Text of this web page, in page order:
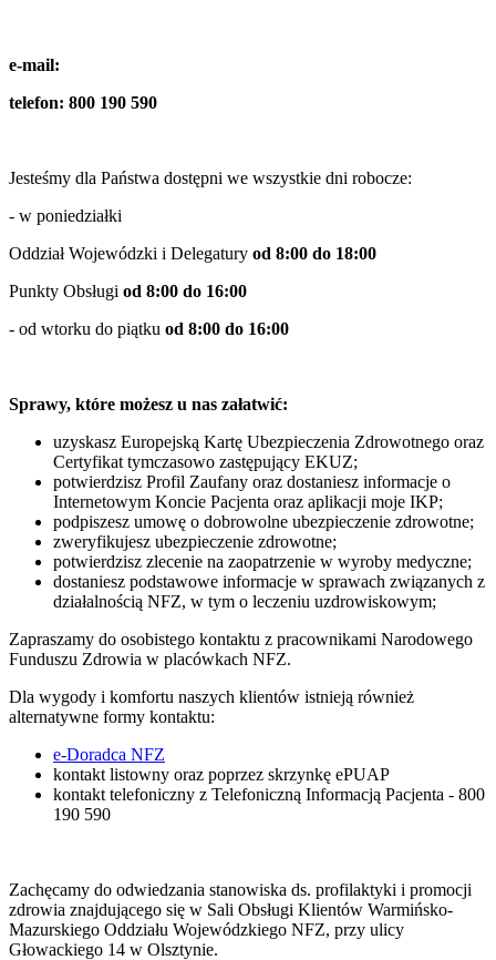
e-mail:
telefon: 800 190 590
Jesteśmy dla Państwa dostępni we wszystkie dni robocze:
- w poniedziałki
Oddział Wojewódzki i Delegatury od 8:00 do 18:00
Punkty Obsługi od 8:00 do 16:00
- od wtorku do piątku od 8:00 do 16:00
Sprawy, które możesz u nas załatwić:
uzyskasz Europejską Kartę Ubezpieczenia Zdrowotnego oraz
Certyfikat tymczasowo zastępujący EKUZ;
potwierdzisz Profil Zaufany oraz dostaniesz informacje o
Internetowym Koncie Pacjenta oraz aplikacji moje IKP;
podpiszesz umowę o dobrowolne ubezpieczenie zdrowotne;
zweryfikujesz ubezpieczenie zdrowotne;
potwierdzisz zlecenie na zaopatrzenie w wyroby medyczne;
dostaniesz podstawowe informacje w sprawach związanych z
działalnością NFZ, w tym o leczeniu uzdrowiskowym;
Zapraszamy do osobistego kontaktu z pracownikami Narodowego
Funduszu Zdrowia w placówkach NFZ.
Dla wygody i komfortu naszych klientów istnieją również
alternatywne formy kontaktu:
e-Doradca NFZ
kontakt listowny oraz poprzez skrzynkę ePUAP
kontakt telefoniczny z Telefoniczną Informacją Pacjenta - 800
190 590
Zachęcamy do odwiedzania stanowiska ds. profilaktyki i promocji
zdrowia znajdującego się w Sali Obsługi Klientów Warmińsko-
Mazurskiego Oddziału Wojewódzkiego NFZ, przy ulicy
Głowackiego 14 w Olsztynie.